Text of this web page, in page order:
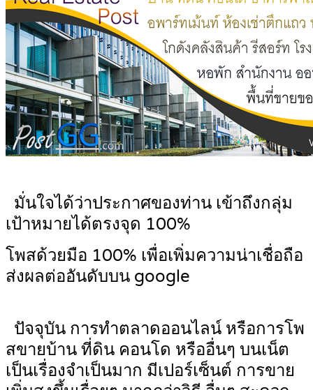
มั่นใจได้ว่าประกาศของท่าน เข้าถึงกลุ่ม
เป้าหมายได้ตรงจุด 100%
โพสด้วยมือ 100% เพื่อเพิ่มความน่าเชื่อถือ
ส่งผลต่ออันดับบน google
ปัจจุบัน การทำตลาดออนไลน์ หรือการโพ
สขายบ้าน ที่ดิน คอนโด หรืออื่นๆ บนเน็ต
เป็นเรื่องจำเป็นมาก มีเปอร์เซ็นต์ การขาย